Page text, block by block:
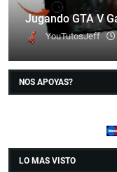
Jugando GTA V
YouTutosJeff
NOS APOYAS?
LO MAS VISTO